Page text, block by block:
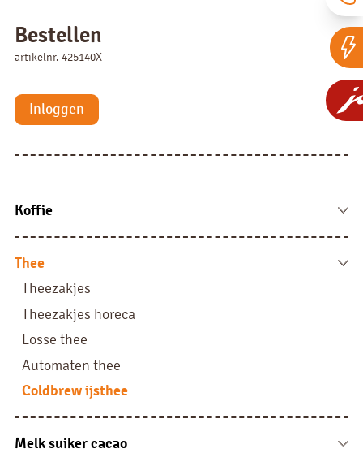
Koffie
Koffie bonen
Fresh brew
Instant
Liquid
Filterkoffie
Pads, sachets en sticks
Thee
Theezakjes
Theezakjes horeca
Losse thee
Automaten thee
Coldbrew ijsthee
Melk suiker cacao
Bestellen
artikelnr. 425140X
Inloggen